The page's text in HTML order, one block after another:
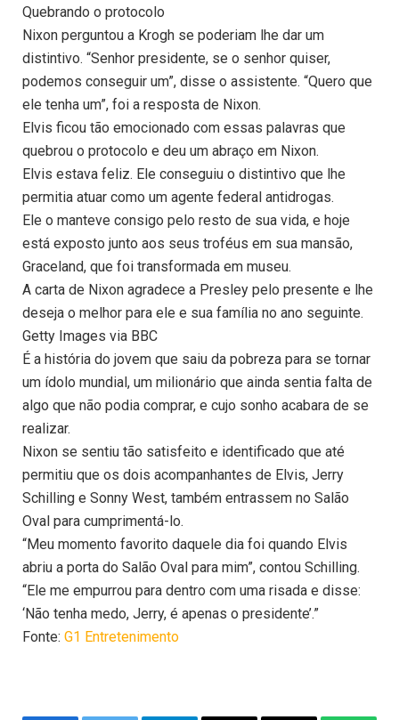
Quebrando o protocolo
Nixon perguntou a Krogh se poderiam lhe dar um
distintivo. “Senhor presidente, se o senhor quiser,
podemos conseguir um”, disse o assistente. “Quero que
ele tenha um”, foi a resposta de Nixon.
Elvis ficou tão emocionado com essas palavras que
quebrou o protocolo e deu um abraço em Nixon.
Elvis estava feliz. Ele conseguiu o distintivo que lhe
permitia atuar como um agente federal antidrogas.
Ele o manteve consigo pelo resto de sua vida, e hoje
está exposto junto aos seus troféus em sua mansão,
Graceland, que foi transformada em museu.
A carta de Nixon agradece a Presley pelo presente e lhe
deseja o melhor para ele e sua família no ano seguinte.
Getty Images via BBC
É a história do jovem que saiu da pobreza para se tornar
um ídolo mundial, um milionário que ainda sentia falta de
algo que não podia comprar, e cujo sonho acabara de se
realizar.
Nixon se sentiu tão satisfeito e identificado que até
permitiu que os dois acompanhantes de Elvis, Jerry
Schilling e Sonny West, também entrassem no Salão
Oval para cumprimentá-lo.
“Meu momento favorito daquele dia foi quando Elvis
abriu a porta do Salão Oval para mim”, contou Schilling.
“Ele me empurrou para dentro com uma risada e disse:
‘Não tenha medo, Jerry, é apenas o presidente’.”
Fonte: G1 Entretenimento